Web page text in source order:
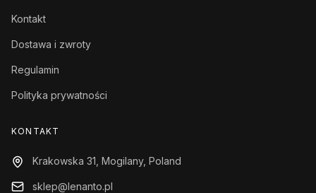
Kontakt
Dostawa i zwroty
Regulamin
Polityka prywatności
KONTAKT
Krakowska 31, Mogilany, Poland
sklep@lenanto.pl